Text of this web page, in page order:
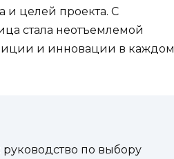
и целей проекта. С
стала неотъемлемой
и инновации в каждом
по выбору